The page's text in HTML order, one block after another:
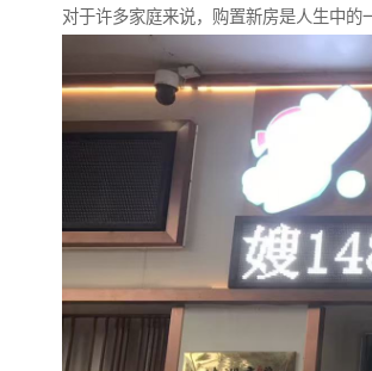
对于许多家庭来说，购置新房是人生中的